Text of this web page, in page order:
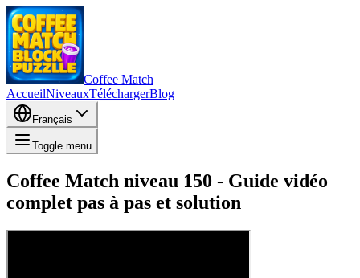
Coffee Match
AccueilNiveauxTéléchargerBlog
Français
Toggle menu
Coffee Match niveau 150 - Guide vidéo
complet pas à pas et solution